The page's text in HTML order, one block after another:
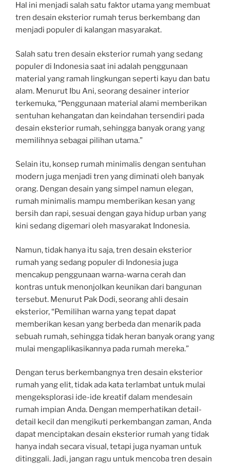
Hal ini menjadi salah satu faktor utama yang membuat
tren desain eksterior rumah terus berkembang dan
menjadi populer di kalangan masyarakat.
Salah satu tren desain eksterior rumah yang sedang
populer di Indonesia saat ini adalah penggunaan
material yang ramah lingkungan seperti kayu dan batu
alam. Menurut Ibu Ani, seorang desainer interior
terkemuka, “Penggunaan material alami memberikan
sentuhan kehangatan dan keindahan tersendiri pada
desain eksterior rumah, sehingga banyak orang yang
memilihnya sebagai pilihan utama.”
Selain itu, konsep rumah minimalis dengan sentuhan
modern juga menjadi tren yang diminati oleh banyak
orang. Dengan desain yang simpel namun elegan,
rumah minimalis mampu memberikan kesan yang
bersih dan rapi, sesuai dengan gaya hidup urban yang
kini sedang digemari oleh masyarakat Indonesia.
Namun, tidak hanya itu saja, tren desain eksterior
rumah yang sedang populer di Indonesia juga
mencakup penggunaan warna-warna cerah dan
kontras untuk menonjolkan keunikan dari bangunan
tersebut. Menurut Pak Dodi, seorang ahli desain
eksterior, “Pemilihan warna yang tepat dapat
memberikan kesan yang berbeda dan menarik pada
sebuah rumah, sehingga tidak heran banyak orang yang
mulai mengaplikasikannya pada rumah mereka.”
Dengan terus berkembangnya tren desain eksterior
rumah yang elit, tidak ada kata terlambat untuk mulai
mengeksplorasi ide-ide kreatif dalam mendesain
rumah impian Anda. Dengan memperhatikan detail-
detail kecil dan mengikuti perkembangan zaman, Anda
dapat menciptakan desain eksterior rumah yang tidak
hanya indah secara visual, tetapi juga nyaman untuk
ditinggali. Jadi, jangan ragu untuk mencoba tren desain